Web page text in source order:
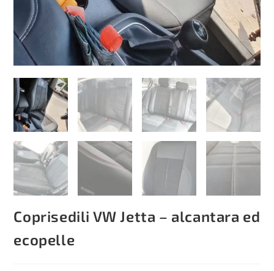
Coprisedili VW Jetta – alcantara ed
ecopelle